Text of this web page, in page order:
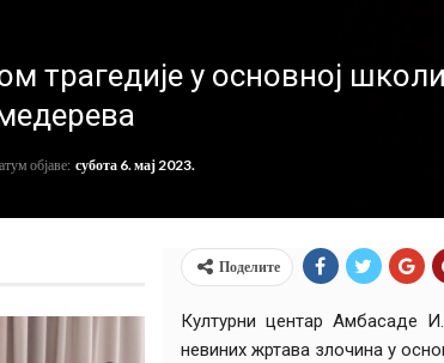
трагедије у основној
објаве: субота 6. мај 2023.
Поделите
Културни центар Амбасаде
невиних жртава злочина у